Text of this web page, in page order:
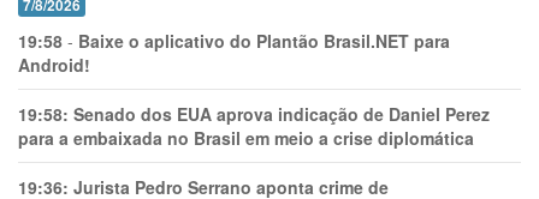
7/8/2026
19:58 - Baixe o aplicativo do Plantão Brasil.NET para
Android!
19:58: Senado dos EUA aprova indicação de Daniel Perez
para a embaixada no Brasil em meio a crise diplomática
19:36: Jurista Pedro Serrano aponta crime de